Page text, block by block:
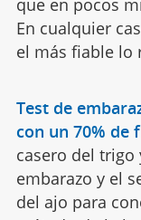
En cualquier
el más fiable lo
Test de
con un 70% de
casero del
embarazo y el
del ajo para